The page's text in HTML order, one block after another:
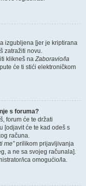
izgubljena [jer je kriptirana
zatražiti novu.
klikneš naZaboravio/la
će ti stići elektroničkom
s foruma?
forum će te držati
[odjavit će te kad odeš s
računa.
me”prilikom prijavljivanja
a ne sa svojeg računala].
ica omogućio/la.